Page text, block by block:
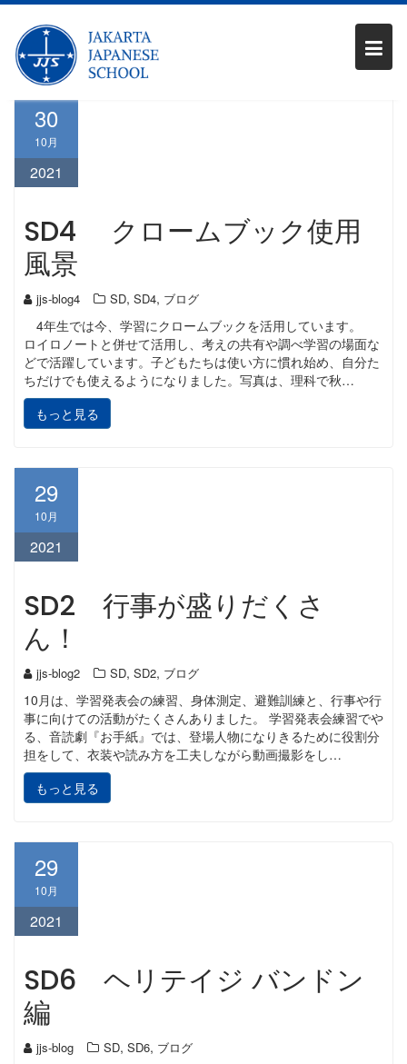
content
月:2021年10月
30
10月
2021
SD4 クロームブック使用
風景
jjs-blog4 SD, SD4, ブログ
4年生では今、学習にクロームブックを活用しています。
ロイロノートと併せて活用し、考えの共有や調べ学習の場面な
どで活躍しています。子どもたちは使い方に慣れ始め、自分た
ちだけでも使えるようになりました。写真は、理科で秋…
もっと見る
29
10月
2021
SD2 行事が盛りだくさ
ん！
jjs-blog2 SD, SD2, ブログ
10月は、学習発表会の練習、身体測定、避難訓練と、行事や行
事に向けての活動がたくさんありました。 学習発表会練習でや
る、音読劇『お手紙』では、登場人物になりきるために役割分
担をして、衣装や読み方を工夫しながら動画撮影をし…
もっと見る
29
10月
2021
SD6 ヘリテイジ バンドン
編
jjs-blog SD, SD6, ブログ